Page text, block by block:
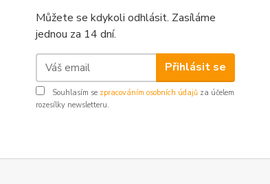
Můžete se kdykoli odhlásit. Zasíláme
jednou za 14 dní.
Přihlásit se
Souhlasím se zpracováním osobních údajů za účelem
rozesílky newsletteru.